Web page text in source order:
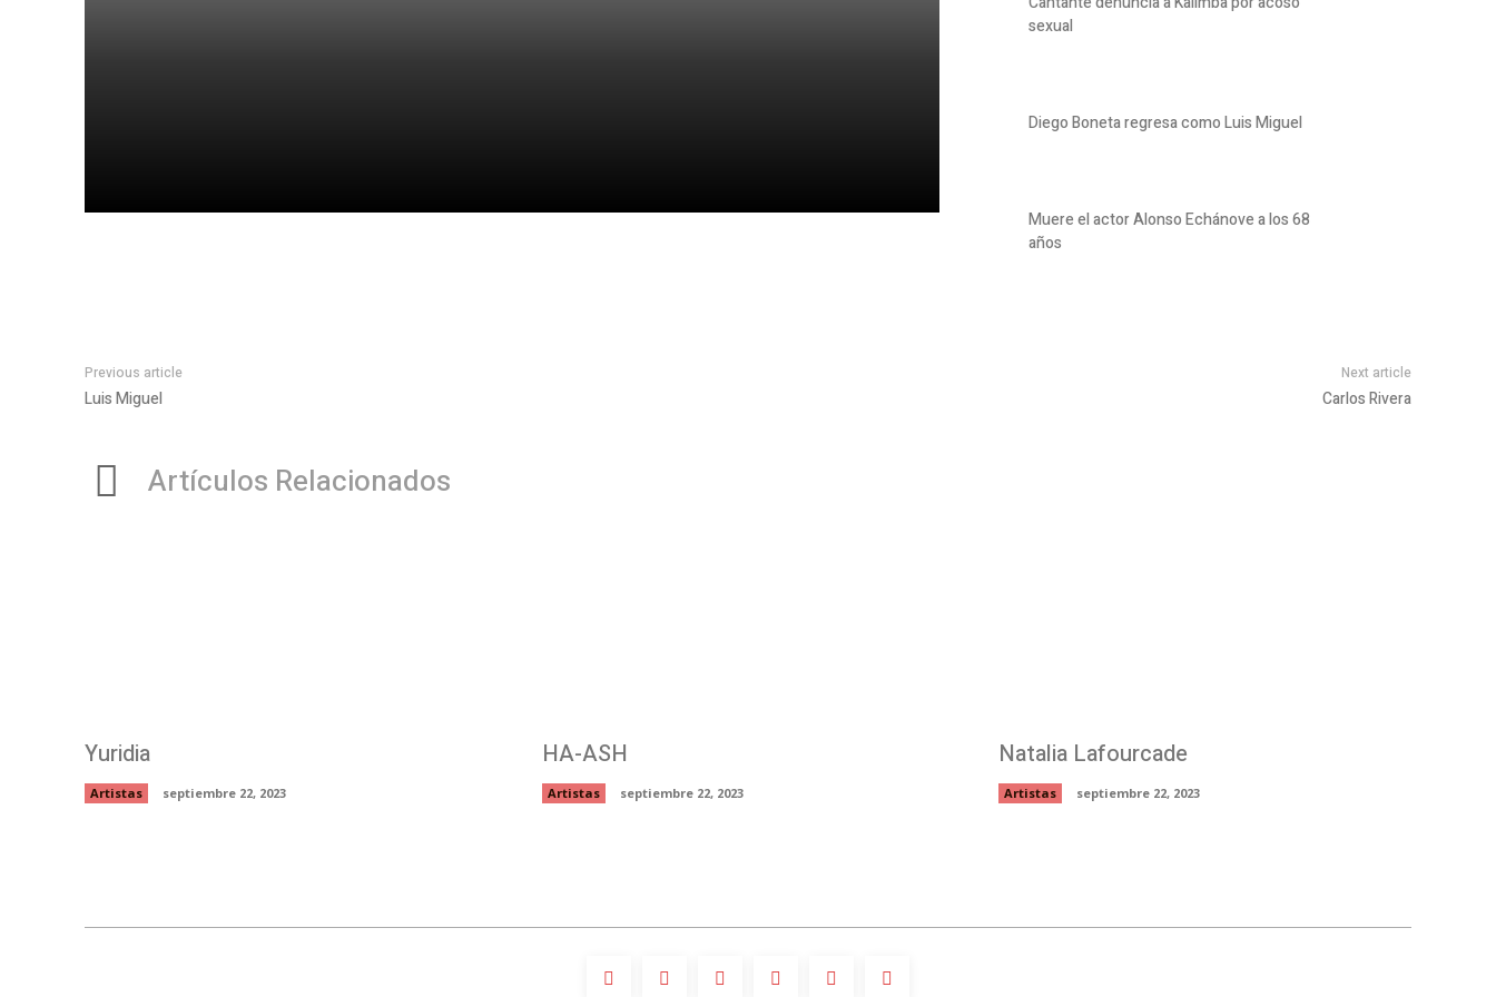
sexual
Diego Boneta regresa como Luis Miguel
Muere el actor Alonso Echánove a los 68
años
Previous article
Luis Miguel
Next article
Carlos Rivera
Artículos Relacionados
Yuridia
Artistas septiembre 22, 2023
HA-ASH
Artistas septiembre 22, 2023
Natalia Lafourcade
Artistas septiembre 22, 2023